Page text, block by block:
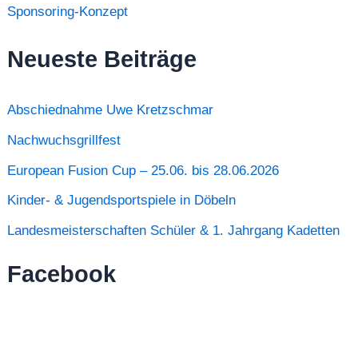
Sponsoring-Konzept
Neueste Beiträge
Abschiednahme Uwe Kretzschmar
Nachwuchsgrillfest
European Fusion Cup – 25.06. bis 28.06.2026
Kinder- & Jugendsportspiele in Döbeln
Landesmeisterschaften Schüler & 1. Jahrgang Kadetten
Facebook